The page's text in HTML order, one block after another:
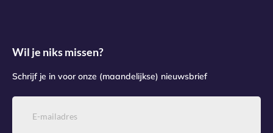
Wil je niks missen?
Schrijf je in voor onze (maandelijkse) nieuwsbrief